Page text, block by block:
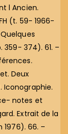
l Ancien.
(t. 59- 1966-
359- 374). 61. –
Deux
Iconographie.
notes et
Extrait de la
1976). 66. –